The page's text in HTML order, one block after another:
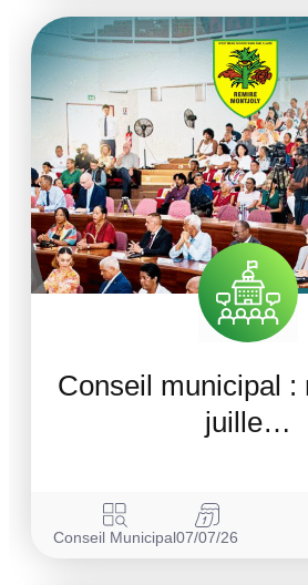
Conseil municipal :
juille…
Conseil Municipal07/07/26